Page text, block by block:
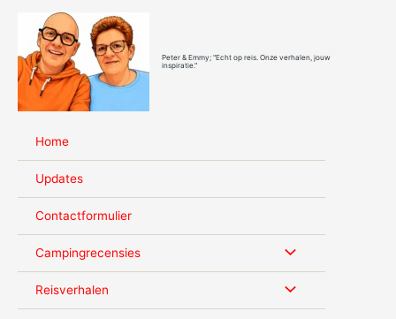
inhoud
Peter & Emmy; "Echt op reis. Onze verhalen, jouw
inspiratie."
Home
Updates
Contactformulier
Campingrecensies
Reisverhalen